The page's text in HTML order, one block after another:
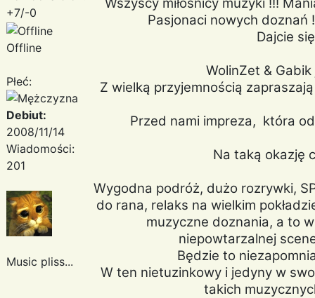
+7/-0
Offline
Płeć:
Debiut:
2008/11/14
Wiadomości:
201
Music pliss...
Pasjonaci nowych doznań
Dajcie
WolinZet &
Z wielką przyjemnością
Przed nami impreza, która
Na taką okazję
Wygodna podróż, dużo rozrywki,
do rana, relaks na wielkim
muzyczne doznania, a to
niepowtarzalnej
Będzie to
W ten nietuzinkowy i jedyny w
takich